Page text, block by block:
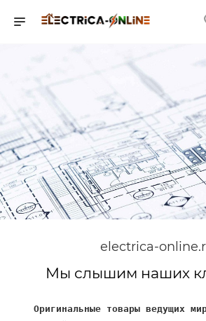
electrica-
Мы слышим наших
Оригинальные товары ведущих